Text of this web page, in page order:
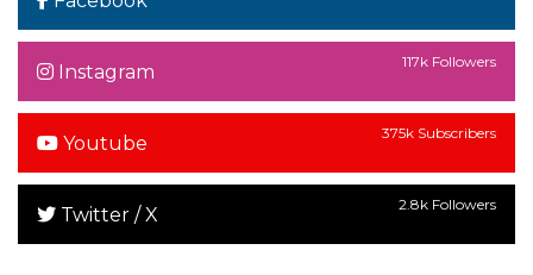
Instagram 117k Followers
Youtube 375k Subscribers
Twitter / X 2.8k Followers